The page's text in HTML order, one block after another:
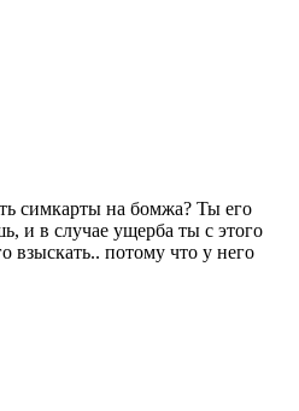
симкарты на бомжа? Ты его
и в случае ущерба ты с этого
потому что у него